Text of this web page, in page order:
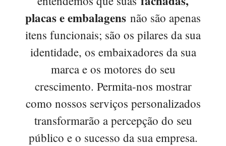
placas e embalagens não são apenas
itens funcionais; são os pilares da sua
identidade, os embaixadores da sua
marca e os motores do seu
crescimento. Permita-nos mostrar
como nossos serviços personalizados
transformarão a percepção do seu
público e o sucesso da sua empresa.